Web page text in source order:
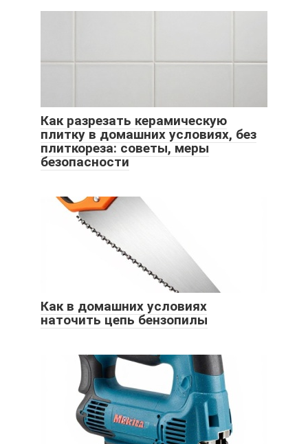
Как разрезать керамическую
плитку в домашних условиях, без
плиткореза: советы, меры
безопасности
Как в домашних условиях
наточить цепь бензопилы